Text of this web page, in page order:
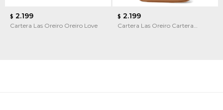
$ 2.199
Cartera Las Oreiro Oreiro Love
$ 2.199
Cartera Las Oreiro Cartera